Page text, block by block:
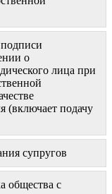
о
лица при
(включает подачу
супругов
общества с